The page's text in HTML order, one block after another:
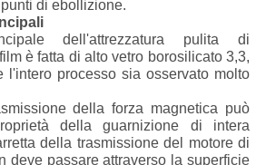
di ebollizione.
dell'attrezzatura pulita di
è fatta di alto vetro borosilicato 3,3,
l'intero processo sia osservato molto
della forza magnetica può
della guarnizione di intera
della trasmissione del motore di
deve passare attraverso la superficie